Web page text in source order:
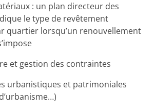
: un plan directeur des
le type de revêtement
quartier lorsqu’un renouvellement
et gestion des contraintes
urbanistiques et patrimoniales